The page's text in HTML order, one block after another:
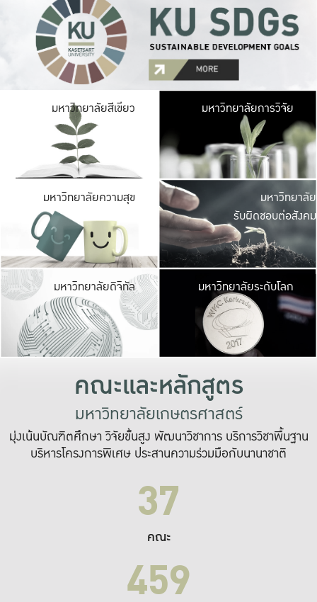
มหาวิทยาลัยสีเขียว มหาวิ
มีพื้นที่เขียวสดใส
เป็นป่าในเมือง เกษต
มหาวิทยาลัยการวิจัย
มหาวิทยาลัยความสุข มหาวิ
ค
เปิดประ
และพบเรื่องราวใ
มหาวิทยาลัย
รับผิดชอบต่อสังคม
มหาวิทยาลัยดิจิทัล มหาวิ
เปลี่ยนแปลง แล
เพื่อทำง
ระบบสารสนเทศ
มหาวิทยาลัยระดับโลก
คณะและหลักสูตร
มหาวิทยาลัยเกษตรศาสตร์
มุ่งเน้นบัณฑิตศึกษา วิจัยขั้นสูง พัฒนาวิชาการ บริการวิชาพื้นฐาน
บริหารโครงการพิเศษ ประสานความร่วมมือกับนานาชาติ
37
คณะ
459